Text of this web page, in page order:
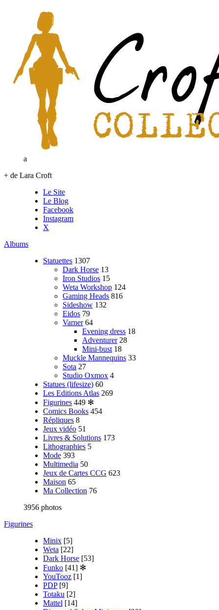
a
+ de Lara Croft
Le Site
Le Blog
Facebook
Instagram
X
Albums
Statuettes 1307
Dark Horse 13
Iron Studios 15
Weta Workshop 124
Gaming Heads 816
Sideshow 132
Eidos 79
Varner 64
Evening dress 18
Adventurer 28
Mini-bust 18
Muckle Mannequins 33
Sota 27
Studio Oxmox 4
Statues (lifesize) 60
Les Editions Atlas 269
Figurines 449 ✻
Comics Books 454
Répliques 8
Jeux vidéo 51
Livres & Solutions 173
Lithographies 5
Mode 393
Multimedia 50
Jeux de Cartes CCG 623
Maison 65
Ma Collection 76
3956 photos
Figurines
Minix [5]
Weta [22]
Dark Horse [53]
Funko [41] ✻
YouTooz [1]
PDP [9]
Totaku [2]
Mattel [14]